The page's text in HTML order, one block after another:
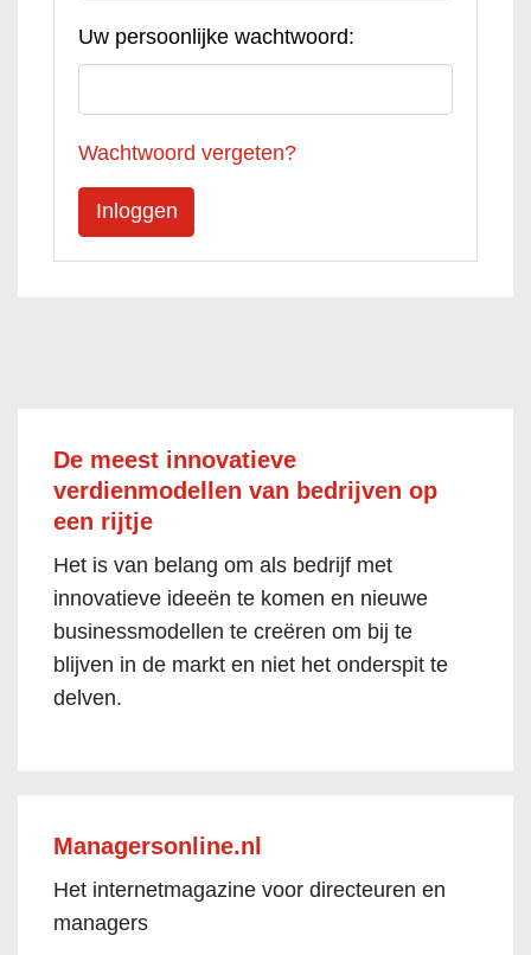
Uw persoonlijke wachtwoord:
Wachtwoord vergeten?
De meest innovatieve
verdienmodellen van bedrijven op
een rijtje
Het is van belang om als bedrijf met
innovatieve ideeën te komen en nieuwe
businessmodellen te creëren om bij te
blijven in de markt en niet het onderspit te
delven.
Managersonline.nl
Het internetmagazine voor directeuren en
managers